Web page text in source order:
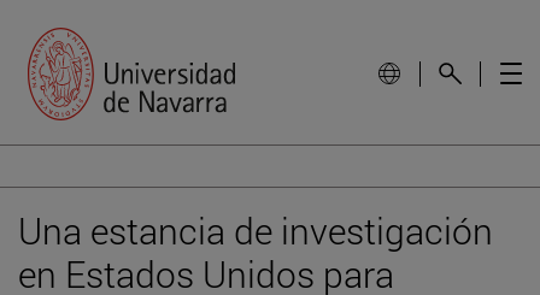
Una estancia de investigación
en Estados Unidos para